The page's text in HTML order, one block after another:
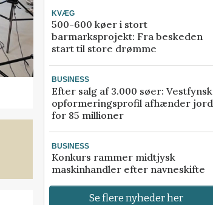
KVÆG
500-600 køer i stort
barmarksprojekt: Fra beskeden
start til store drømme
BUSINESS
Efter salg af 3.000 søer: Vestfynsk
opformeringsprofil afhænder jord
for 85 millioner
BUSINESS
Konkurs rammer midtjysk
maskinhandler efter navneskifte
Se flere nyheder her